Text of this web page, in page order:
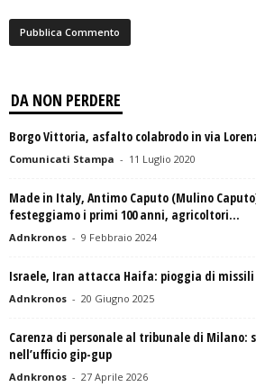
DA NON PERDERE
Borgo Vittoria, asfalto colabrodo in via
Comunicati Stampa - 11 Luglio 2020
Made in Italy, Antimo Caputo (Mulino
festeggiamo i primi 100 anni, agricoltori...
Adnkronos - 9 Febbraio 2024
Israele, Iran attacca Haifa: pioggia di missili
Adnkronos - 20 Giugno 2025
Carenza di personale al tribunale di
nell’ufficio gip-gup
Adnkronos - 27 Aprile 2026